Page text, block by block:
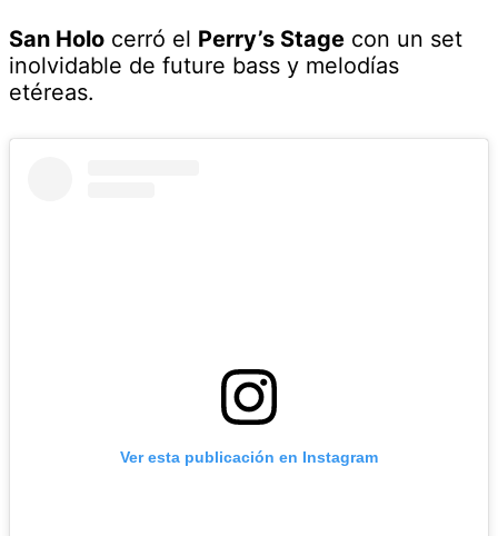
San Holo cerró el Perry’s Stage con un set
inolvidable de future bass y melodías
etéreas.
Ver esta publicación en Instagram